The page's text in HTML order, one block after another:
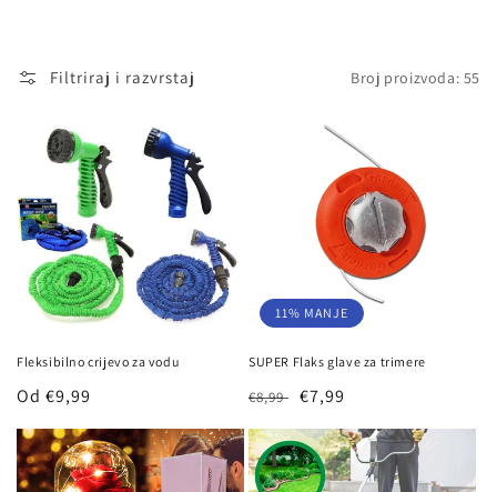
j
Filtriraj i razvrstaj Broj proizvoda: 55
Fleksibilno crijevo za vodu
Redovna
cijena
Od €9,99
11% MANJE
SUPER Flaks glave za trimere
Redovna
cijena
€8,99 Prodajna
cijena
€7,99